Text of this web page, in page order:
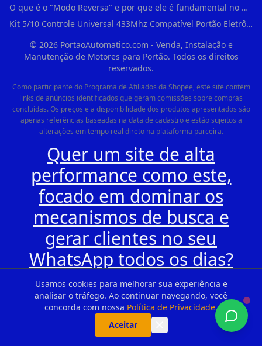
Usamos cookies para melhorar sua experiência e
analisar o tráfego. Ao continuar navegando, você
concorda com nossa Política de Privacidade.
Aceitar
O que é o "Modo Reversa" e por que ele é fundamental no dia a dia em Itapevi?
Kit 5/10 Controle Universal 433Mhz Compatível Portão Eletrônico Garagem Residenc em Pinheiros
© 2026PortaoAutomatico.com - Venda, Instalação e
Manutenção de Motores para Portão. Todos os direitos
reservados.
Como participante do Programa de Afiliados da Shopee, este site contém
links de anúncios identificados que geram comissões sobre compras
concluídas. Os preços e a disponibilidade dos produtos apresentados são
apenas referências baseadas na data de cadastro e estão sujeitos a
alterações em tempo real direto na plataforma parceira.
Quer um site de alta
performance como este,
focado em dominar os
mecanismos de busca e
gerar clientes no seu
WhatsApp todos os dias?
Clique aqui e conheça a ®
ALUGUESITES.COM